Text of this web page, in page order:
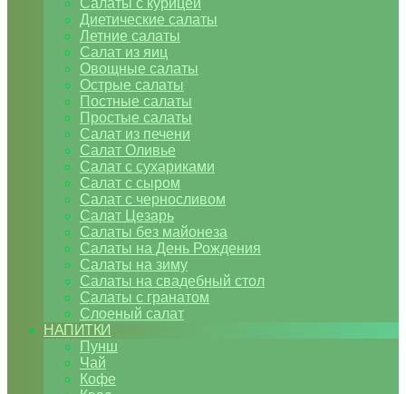
Салаты с курицей
Диетические салаты
Летние салаты
Салат из яиц
Овощные салаты
Острые салаты
Постные салаты
Простые салаты
Салат из печени
Салат Оливье
Салат с сухариками
Салат с сыром
Салат с черносливом
Салат Цезарь
Салаты без майонеза
Салаты на День Рождения
Салаты на зиму
Салаты на свадебный стол
Салаты с гранатом
Слоеный салат
НАПИТКИ
Пунш
Чай
Кофе